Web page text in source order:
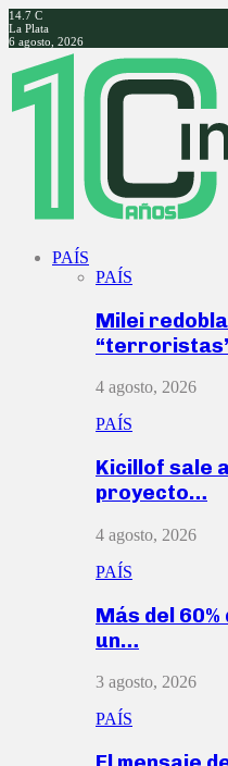
14.7 C
La Plata
6 agosto, 2026
Facebook
Twitter
Instagram
Youtube
PAÍS
PAÍS
Milei
4 agosto, 2026
PAÍS
Kicillof sale
proyecto…
4 agosto, 2026
PAÍS
Más del
un…
3 agosto, 2026
PAÍS